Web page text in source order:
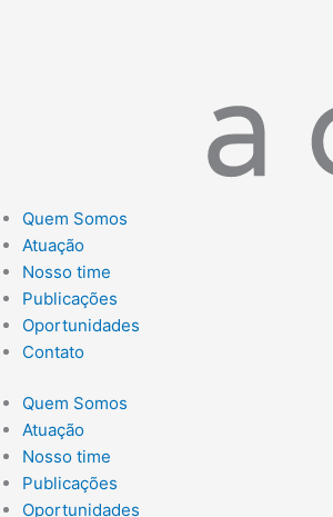
Quem Somos
Atuação
Nosso time
Publicações
Oportunidades
Contato
Quem Somos
Atuação
Nosso time
Publicações
Oportunidades